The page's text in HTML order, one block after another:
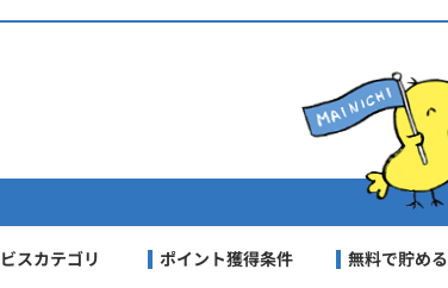
ョン
スカテゴリ
ポイント獲得条件
無料で貯める